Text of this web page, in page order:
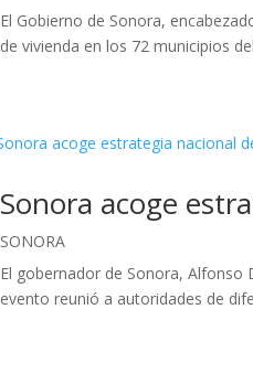
El Gobierno de Sonora,
de vivienda en los 72 municipios
Sonora acoge
SONORA
El gobernador de Sonora, Alfonso
evento reunió a autoridades de